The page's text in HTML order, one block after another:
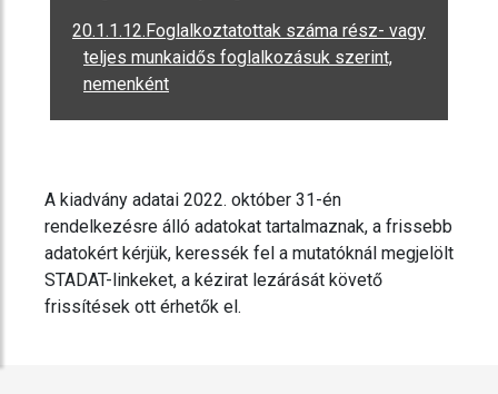
20.1.1.12.Foglalkoztatottak száma rész- vagy
teljes munkaidős foglalkozásuk szerint,
nemenként
A kiadvány adatai 2022. október 31-én
rendelkezésre álló adatokat tartalmaznak, a frissebb
adatokért kérjük, keressék fel a mutatóknál megjelölt
STADAT-linkeket, a kézirat lezárását követő
frissítések ott érhetők el.